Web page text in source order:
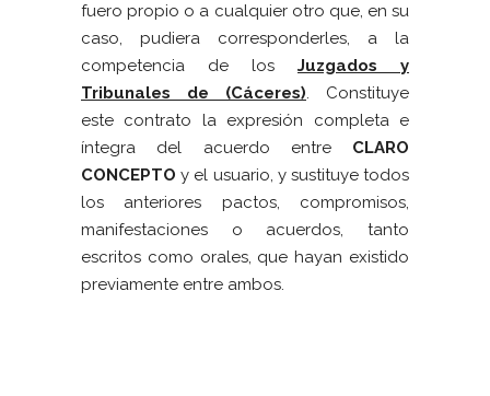
fuero propio o a cualquier otro que, en su
caso, pudiera corresponderles, a la
competencia de los
Juzgados y
Tribunales de (Cáceres). Constituye
este contrato la expresión completa e
íntegra del acuerdo entre CLARO
CONCEPTO y el usuario, y sustituye todos
los anteriores pactos, compromisos,
manifestaciones o acuerdos, tanto
escritos como orales, que hayan existido
previamente entre ambos.